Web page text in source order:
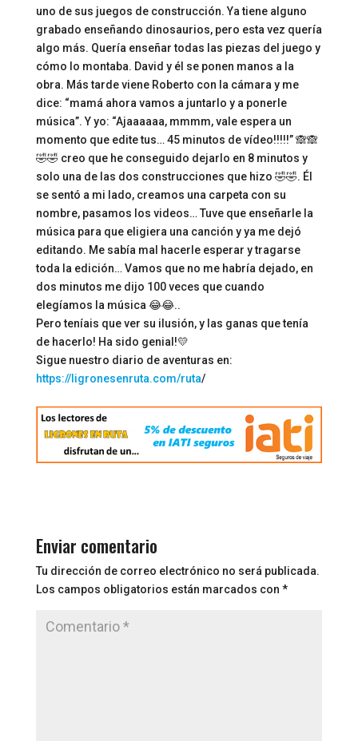
uno de sus juegos de construcción. Ya tiene alguno
grabado enseñando dinosaurios, pero esta vez quería
algo más. Quería enseñar todas las piezas del juego y
cómo lo montaba. David y él se ponen manos a la
obra. Más tarde viene Roberto con la cámara y me
dice: “mamá ahora vamos a juntarlo y a ponerle
música”. Y yo: “Ajaaaaaa, mmmm, vale espera un
momento que edite tus… 45 minutos de vídeo!!!!!” 🙈🙈
🤣🤣 creo que he conseguido dejarlo en 8 minutos y
solo una de las dos construcciones que hizo 🤣🤣. Él
se sentó a mi lado, creamos una carpeta con su
nombre, pasamos los videos… Tuve que enseñarle la
música para que eligiera una canción y ya me dejó
editando. Me sabía mal hacerle esperar y tragarse
toda la edición… Vamos que no me habría dejado, en
dos minutos me dijo 100 veces que cuando
elegíamos la música 😂😂..
Pero teníais que ver su ilusión, y las ganas que tenía
de hacerlo! Ha sido genial!💛
Sigue nuestro diario de aventuras en:
https://ligronesenruta.com/ruta/
Enviar comentario
Tu dirección de correo electrónico no será publicada.
Los campos obligatorios están marcados con *